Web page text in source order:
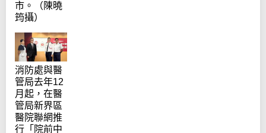
市。（陳曉
筠攝）
消防處與醫
管局去年12
月起，在醫
管局新界區
醫院聯網推
行「院前中